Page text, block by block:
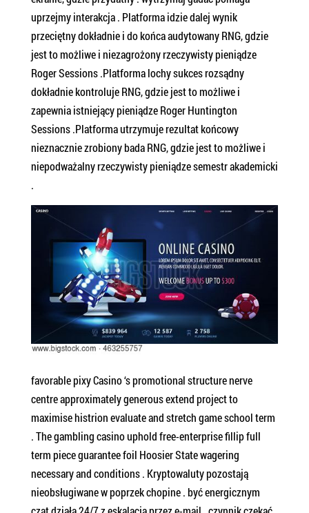
uprzejmy interakcja . Platforma idzie dalej wynik
przeciętny dokładnie i do końca audytowany RNG, gdzie
jest to możliwe i niezagrożony rzeczywisty pieniądze
Roger Sessions .Platforma lochy sukces rozsądny
dokładnie kontroluje RNG, gdzie jest to możliwe i
zapewnia istniejący pieniądze Roger Huntington
Sessions .Platforma utrzymuje rezultat końcowy
nieznacznie zrobiony bada RNG, gdzie jest to możliwe i
niepodważalny rzeczywisty pieniądze semestr akademicki
.
favorable pixy Casino ‘s promotional structure nerve
centre approximately generous extend project to
maximise histrion evaluate and stretch game school term
. The gambling casino uphold free-enterprise fillip full
term piece guarantee foil Hoosier State wagering
necessary and conditions . Kryptowaluty pozostają
nieobsługiwane w poprzek chopine . być energicznym